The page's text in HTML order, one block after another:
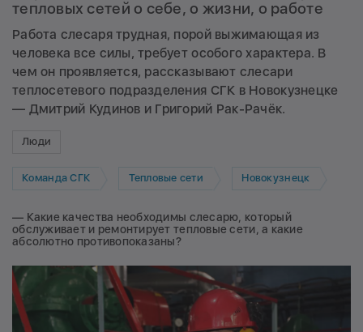
тепловых сетей о себе, о жизни, о работе
Работа слесаря трудная, порой выжимающая из
человека все силы, требует особого характера. В
чем он проявляется, рассказывают слесари
теплосетевого подразделения СГК в Новокузнецке
— Дмитрий Кудинов и Григорий Рак-Рачёк.
Люди
Команда СГК Тепловые сети Новокузнецк
— Какие качества необходимы слесарю, который
обслуживает и ремонтирует тепловые сети, а какие
абсолютно противопоказаны?